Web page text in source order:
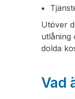
Utöver
utlåning
dolda
Vad